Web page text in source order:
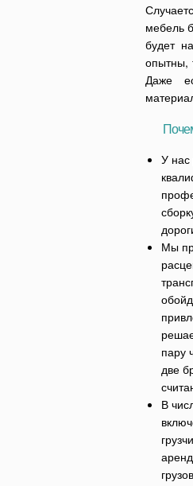
мебель
будет
опытны,
Даже
У нас
Мы
пару
две
В